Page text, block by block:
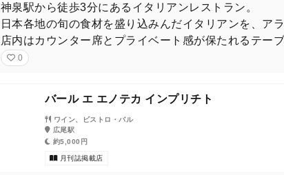
神泉駅から徒歩3分にあるイタリアンレストラン。
日本各地の旬の食材を盛り込みんだイタリアンを、ア
店内はカウンター席とプライベート感が保たれるテー
0
バール エ エノテカ インプリチト
ワイン、ビストロ・バル
広尾駅
約5,000円
月刊誌掲載店